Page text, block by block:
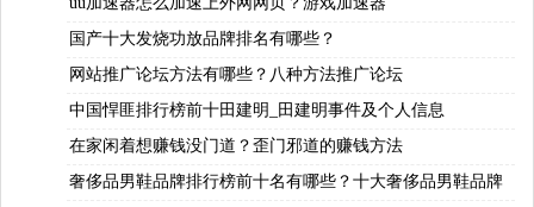
国产十大发烧功放品牌排名有哪些？
网站推广论坛方法有哪些？八种方法推广论坛
中国悍匪排行榜前十田建明_田建明事件及个人信息
在家闲着想赚钱没门道？歪门邪道的赚钱方法
奢侈品男鞋品牌排行榜前十名有哪些？十大奢侈品男鞋品牌